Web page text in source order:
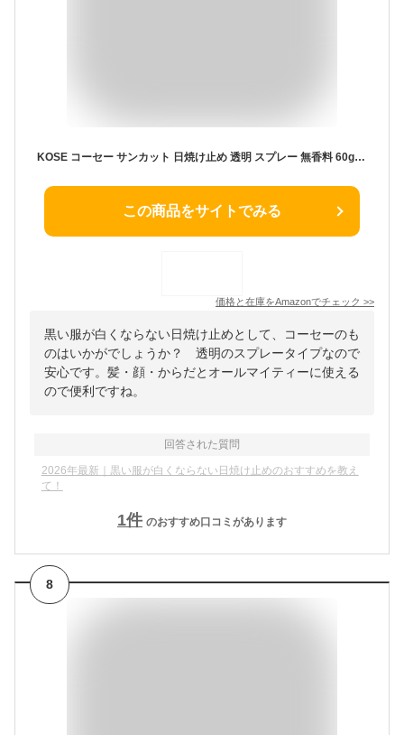
KOSE コーセー サンカット 日焼け止め 透明 スプレー 無香料 60g SPF50+ PA++++
この商品をサイトでみる
価格と在庫をAmazonでチェック >>
黒い服が白くならない日焼け止めとして、コーセーのも
のはいかがでしょうか？ 透明のスプレータイプなので
安心です。髪・顔・からだとオールマイティーに使える
ので便利ですね。
回答された質問
2026年最新｜黒い服が白くならない日焼け止めのおすすめを教え
て！
1件 のおすすめ口コミがあります
8